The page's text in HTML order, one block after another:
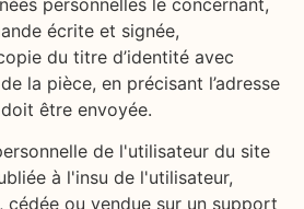
personnelles le concernant,
écrite et signée,
du titre d’identité avec
la pièce, en précisant l’adresse
être envoyée.
de l'utilisateur du site
à l'insu de l'utilisateur,
cédée ou vendue sur un support